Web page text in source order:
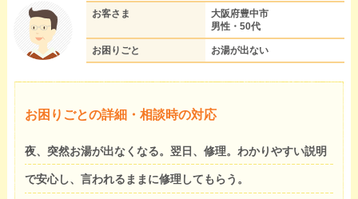
お客さま
大阪府豊中市
男性・50代
お困りごと お湯が出ない
お困りごとの詳細・相談時の対応
夜、突然お湯が出なくなる。翌日、修理。わかりやすい説明
で安心し、言われるままに修理してもらう。